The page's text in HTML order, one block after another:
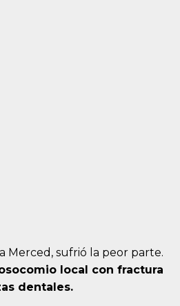
Merced, sufrió la peor parte.
local con fractura
dentales.